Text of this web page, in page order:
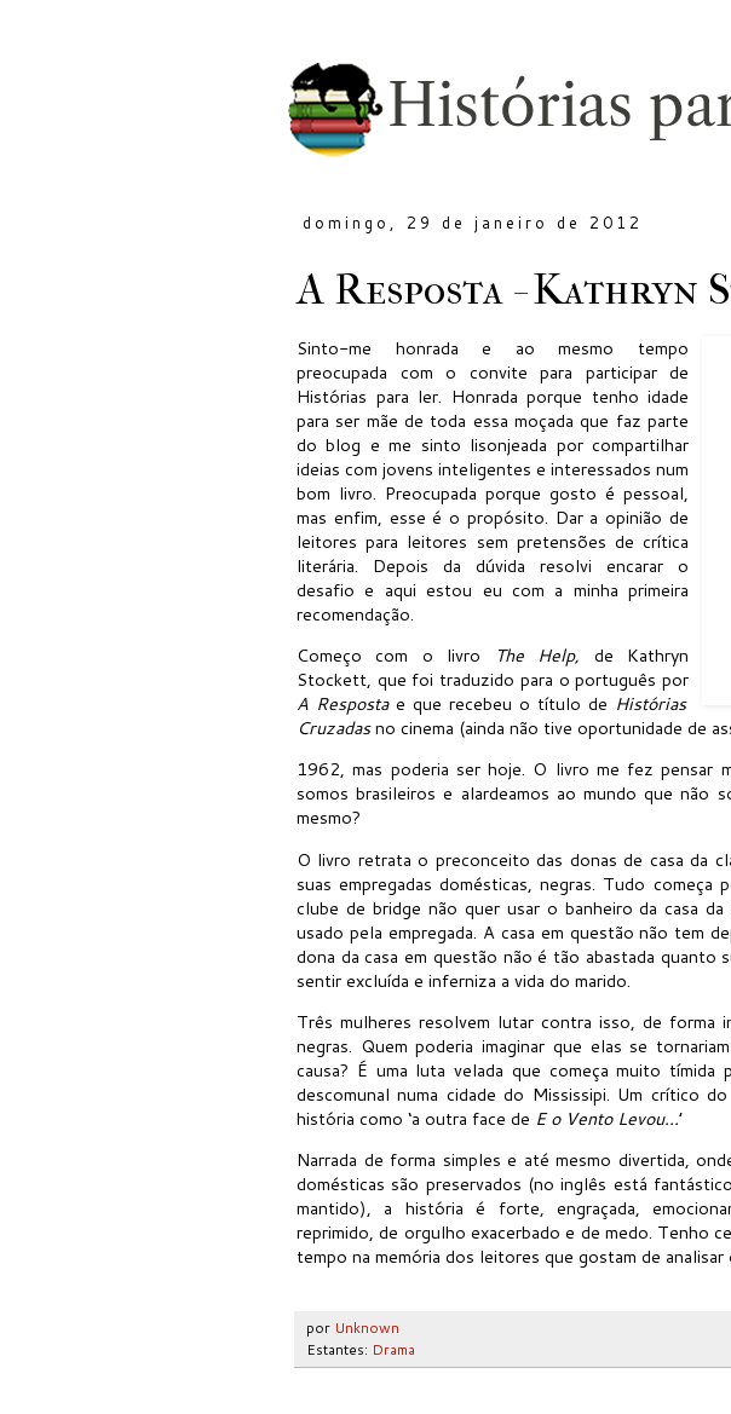
domingo, 29 de janeiro de 2012
A Resposta - Kathryn
Sinto-me honrada e ao mesmo tempo
preocupada com o convite para participar de
Histórias para ler. Honrada porque tenho idade
para ser mãe de toda essa moçada que faz parte
do blog e me sinto lisonjeada por compartilhar
ideias com jovens inteligentes e interessados num
bom livro. Preocupada porque gosto é pessoal,
mas enfim, esse é o propósito. Dar a opinião de
leitores para leitores sem pretensões de crítica
literária. Depois da dúvida resolvi encarar o
desafio e aqui estou eu com a minha primeira
recomendação.
Começo com o livro
The Help, de Kathryn
Stockett, que foi traduzido para o português por
A Respostae que recebeu o título de Histórias
Cruzadasno cinema (ainda não tive oportunidade de
1962, mas poderia ser hoje. O livro me fez pensar
somos brasileiros e alardeamos ao mundo que não
mesmo?
O livro retrata o preconceito das donas de casa da
suas empregadas domésticas, negras. Tudo começa
clube de bridge não quer usar o banheiro da casa
usado pela empregada. A casa em questão não tem
dona da casa em questão não é tão abastada quanto
sentir excluída e inferniza a vida do marido.
Três mulheres resolvem lutar contra isso, de forma
negras. Quem poderia imaginar que elas se
causa? É uma luta velada que começa muito tímida
descomunal numa cidade do Mississipi. Um crítico do
história como ‘a outra face de E o Vento Levou...’
Narrada de forma simples e até mesmo divertida,
domésticas são preservados (no inglês está
mantido), a história é forte, engraçada,
reprimido, de orgulho exacerbado e de medo. Tenho
tempo na memória dos leitores que gostam de
por Unknown
Estantes: Drama